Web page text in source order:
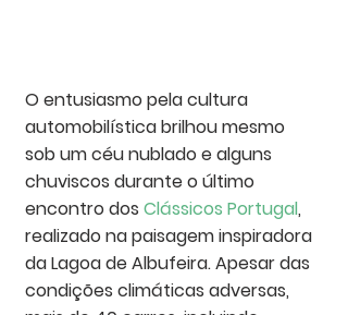
O entusiasmo pela cultura
automobilística brilhou mesmo
sob um céu nublado e alguns
chuviscos durante o último
encontro dos Clássicos Portugal,
realizado na paisagem inspiradora
da Lagoa de Albufeira. Apesar das
condições climáticas adversas,